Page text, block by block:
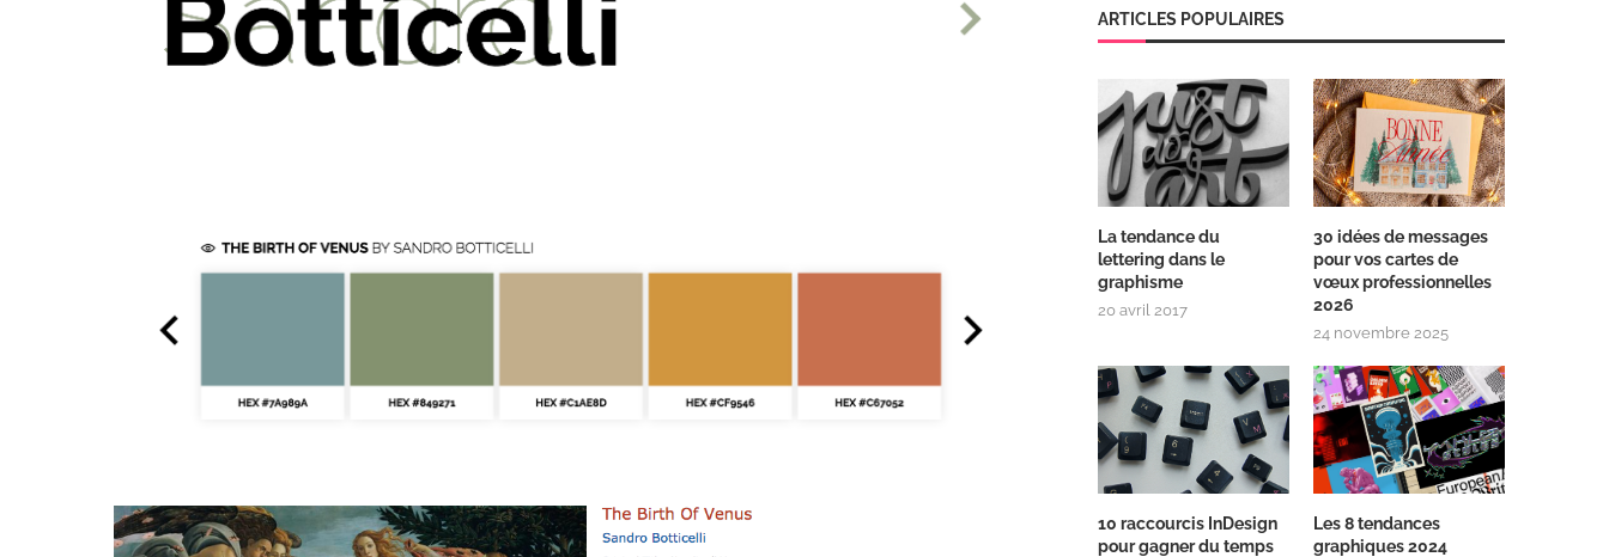
ARTICLES POPULAIRES
La tendance du
lettering dans le
graphisme
20 avril 2017
30 idées de messages
pour vos cartes de
vœux professionnelles
2026
24 novembre 2025
10 raccourcis InDesign
pour gagner du temps
Les 8 tendances
graphiques 2024